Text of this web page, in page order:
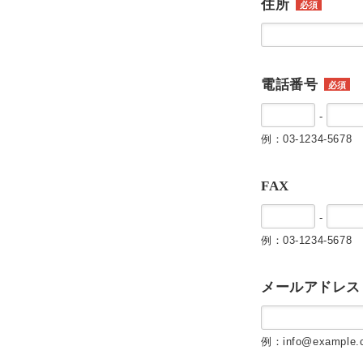
住所 必須
電話番号 必須
-
例：03-1234-5678
FAX
-
例：03-1234-5678
メールアドレス
例：